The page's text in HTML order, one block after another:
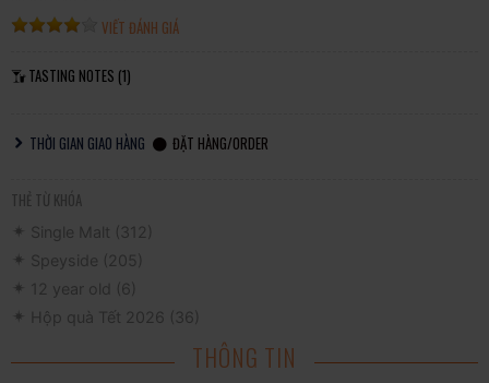
VIẾT ĐÁNH GIÁ
TASTING NOTES (1)
THỜI GIAN GIAO HÀNG ĐẶT HÀNG/ORDER
THẺ TỪ KHÓA
Single Malt (312)
Speyside (205)
12 year old (6)
Hộp quà Tết 2026 (36)
THÔNG TIN